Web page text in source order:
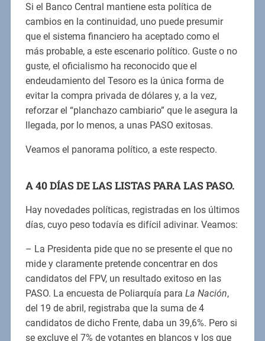
Si el Banco Central mantiene esta política de
cambios en la continuidad, uno puede presumir
que el sistema financiero ha aceptado como el
más probable, a este escenario político. Guste o no
guste, el oficialismo ha reconocido que el
endeudamiento del Tesoro es la única forma de
evitar la compra privada de dólares y, a la vez,
reforzar el “planchazo cambiario” que le asegura la
llegada, por lo menos, a unas PASO exitosas.
Veamos el panorama político, a este respecto.
A 40 DÍAS DE LAS LISTAS PARA LAS PASO.
Hay novedades políticas, registradas en los últimos
días, cuyo peso todavía es difícil adivinar. Veamos:
– La Presidenta pide que no se presente el que no
mide y claramente pretende concentrar en dos
candidatos del FPV, un resultado exitoso en las
PASO. La encuesta de Poliarquía para La Nación,
del 19 de abril, registraba que la suma de 4
candidatos de dicho Frente, daba un 39,6%. Pero si
se excluye el 7% de votantes en blancos y los que